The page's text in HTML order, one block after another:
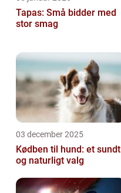
Tapas: Små bidder med
stor smag
03 december 2025
Kødben til hund: et sundt
og naturligt valg